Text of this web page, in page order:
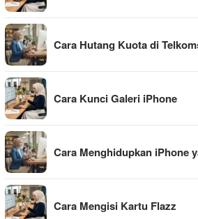
Cara Hutang Kuota di
Cara Kunci Galeri iPhone
Cara Menghidupkan iPhone
Cara Mengisi Kartu Flazz